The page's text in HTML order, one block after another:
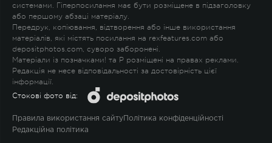
системами. Гіперпосилання має бути розміщене в підзаголовку
або першому абзаці матеріалу.
Передрук, копіювання, відтворення або інше використання
матеріалів, які містять посилання на rexfeatures.com або
depositphotos.com, суворо заборонені.
Матеріали із позначками! та P розміщені на правах реклами.
Редакція не несе відповідальності за достовірність цієї
інформації.
Стокові фото від:
Правила використання сайту Політика конфіденційності
Редакційна політика